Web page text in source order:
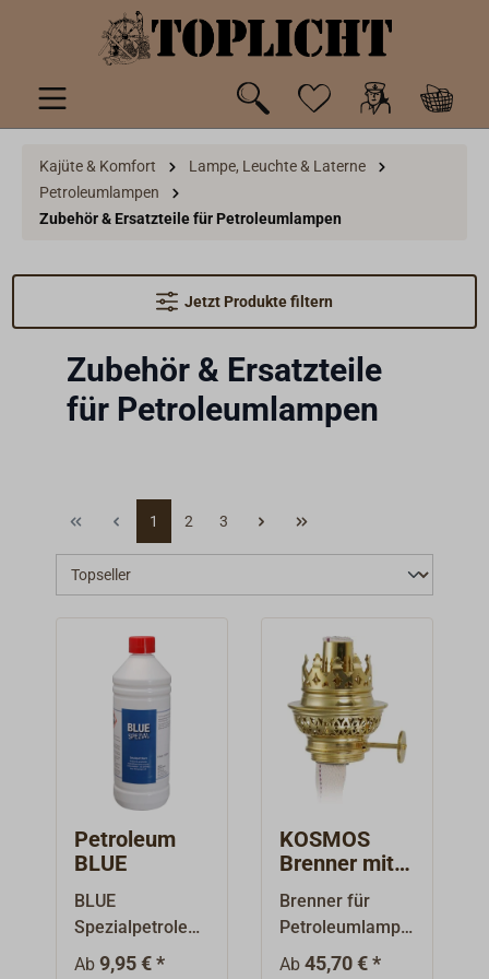
springen
Kajüte & Komfort
Lampe, Leuchte & Laterne
Petroleumlampen
Zubehör & Ersatzteile für Petroleumlampen
Jetzt Produkte filtern
Zubehör & Ersatzteile
für Petroleumlampen
1 2 3
Petroleum
BLUE
BLUE
Spezialpetroleu
m ist ein klares,
Ab9,95 € *
KOSMOS
Brenner mit
rundem
Brandrohr
Brenner für
Petroleumlampe
n, gefertigt aus
Ab 45,70 € *